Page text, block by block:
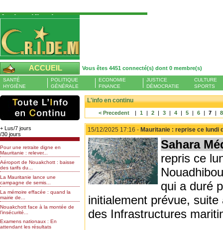
Authentification
Pour S'authentifier veuillez fournir votre
Pseudo et Mot de passer et cliquez sur : Se
connecter
Pseudo
Mot de passe
ACCUEIL Vous êtes 4451 connecté(s) dont 0 membre(s)
Liste des membres en ligne (0)
SANTÉ
HYGIÈNE
POLITIQUE
GÉNÉRALE
ECONOMIE
FINANCE
JUSTICE
DÉMOCRATIE
CULTURE
SPORTS
+ Lus/7 jours
/30 jours
Pour une retraite digne en
Mauritanie : relever...
Aéroport de Nouakchott : baisse
des tarifs du...
La Mauritanie lance une
campagne de semis...
La mémoire effacée : quand la
mairie de...
Nouakchott face à la montée de
l’insécurité...
Examens nationaux : En
attendant les résultats
L'info en continu
< Precedent | 1 | 2 | 3 | 4 | 5 | 6 | 7 | 8
15/12/2025 17:16 - Mauritanie : reprise ce lundi
Sahara
repris ce
qui a duré
initialement prévue,
des Infrastructures